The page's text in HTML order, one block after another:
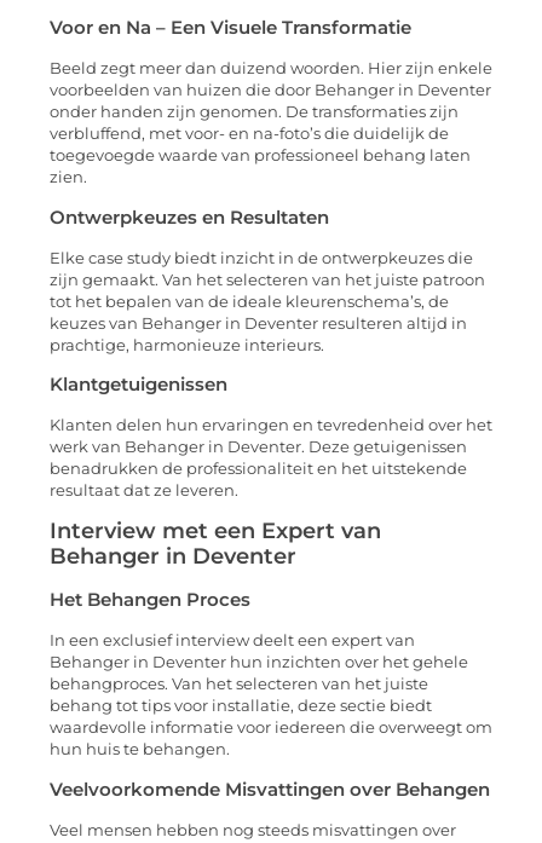
Voor en Na – Een Visuele Transformatie
Beeld zegt meer dan duizend woorden. Hier zijn enkele
voorbeelden van huizen die door Behanger in Deventer
onder handen zijn genomen. De transformaties zijn
verbluffend, met voor- en na-foto’s die duidelijk de
toegevoegde waarde van professioneel behang laten
zien.
Ontwerpkeuzes en Resultaten
Elke case study biedt inzicht in de ontwerpkeuzes die
zijn gemaakt. Van het selecteren van het juiste patroon
tot het bepalen van de ideale kleurenschema’s, de
keuzes van Behanger in Deventer resulteren altijd in
prachtige, harmonieuze interieurs.
Klantgetuigenissen
Klanten delen hun ervaringen en tevredenheid over het
werk van Behanger in Deventer. Deze getuigenissen
benadrukken de professionaliteit en het uitstekende
resultaat dat ze leveren.
Interview met een Expert van
Behanger in Deventer
Het Behangen Proces
In een exclusief interview deelt een expert van
Behanger in Deventer hun inzichten over het gehele
behangproces. Van het selecteren van het juiste
behang tot tips voor installatie, deze sectie biedt
waardevolle informatie voor iedereen die overweegt om
hun huis te behangen.
Veelvoorkomende Misvattingen over Behangen
Veel mensen hebben nog steeds misvattingen over